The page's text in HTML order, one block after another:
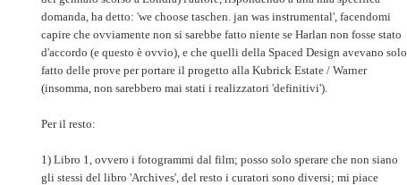
domanda, ha detto: 'we choose taschen. jan was instrumental', facendomi
capire che ovviamente non si sarebbe fatto niente se Harlan non fosse stato
d'accordo (e questo è ovvio), e che quelli della Spaced Design avevano solo
fatto delle prove per portare il progetto alla Kubrick Estate / Warner
(insomma, non sarebbero mai stati i realizzatori 'definitivi').
Per il resto:
1) Libro 1, ovvero i fotogrammi dal film; posso solo sperare che non siano
gli stessi del libro 'Archives', del resto i curatori sono diversi; mi piace